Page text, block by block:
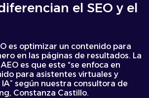
el SEO y el
es optimizar un contenido para
en las páginas de resultados. La
es que este “se enfoca en
para asistentes virtuales y
según nuestra consultora de
Constanza Castillo.